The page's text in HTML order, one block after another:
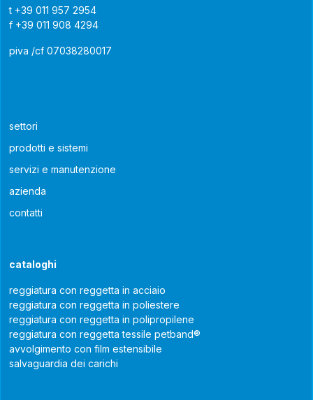
t +39 011 957 2954
f +39 011 908 4294
piva /cf 07038280017
settori
prodotti e sistemi
servizi e manutenzione
azienda
contatti
cataloghi
reggiatura con reggetta in acciaio
reggiatura con reggetta in poliestere
reggiatura con reggetta in polipropilene
reggiatura con reggetta tessile petband®
avvolgimento con film estensibile
salvaguardia dei carichi